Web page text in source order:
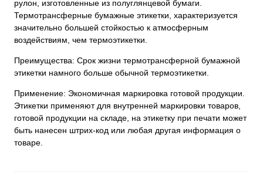
рулон, изготовленные из полуглянцевой бумаги.
Термотрансферные бумажные этикетки, характеризуется
значительно большей стойкостью к атмосферным
воздействиям, чем термоэтикетки.
Преимущества: Срок жизни термотрансферной бумажной
этикетки намного больше обычной термоэтикетки.
Применение: Экономичная маркировка готовой продукции.
Этикетки применяют для внутренней маркировки товаров,
готовой продукции на складе, на этикетку при печати может
быть нанесен штрих-код или любая другая информация о
товаре.